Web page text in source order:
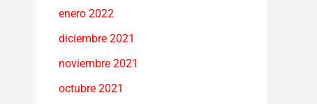
enero 2022
diciembre 2021
noviembre 2021
octubre 2021